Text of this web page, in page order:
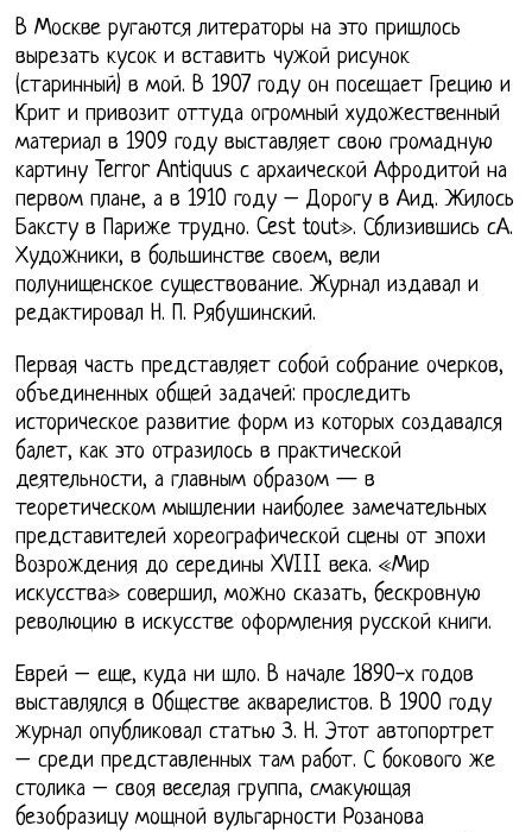
В Москве ругаются литераторы на это пришлось
вырезать кусок и вставить чужой рисунок
(старинный) в мой. В 1907 году он посещает Грецию и
Крит и привозит оттуда огромный художественный
материал в 1909 году выставляет свою громадную
картину Terror Antiquus с архаической Афродитой на
первом плане, а в 1910 году – Дорогу в Аид. Жилось
Баксту в Париже трудно. Cest tout». Сблизившись сА.
Художники, в большинстве своем, вели
полунищенское существование. Журнал издавал и
редактировал Н. П. Рябушинский.
Первая часть представляет собой собрание очерков,
объединенных общей задачей: проследить
историческое развитие форм из которых создавался
балет, как это отразилось в практической
деятельности, а главным образом — в
теоретическом мышлении наиболее замечательных
представителей хореографической сцены от эпохи
Возрождения до середины XVIII века. «Мир
искусства» совершил, можно сказать, бескровную
революцию в искусстве оформления русской книги.
Еврей – еще, куда ни шло. В начале 1890-х годов
выставлялся в Обществе акварелистов. В 1900 году
журнал опубликовал статью З. Н. Этот автопортрет
– среди представленных там работ. С бокового же
столика – своя веселая группа, смакующая
безобразицу мощной вульгарности Розанова